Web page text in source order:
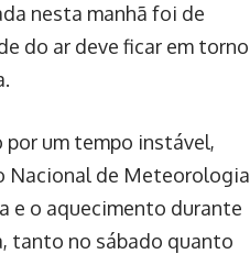
nesta manhã foi de
do ar deve ficar em torno
por um tempo instável,
Nacional de Meteorologia
e o aquecimento durante
tanto no sábado quanto